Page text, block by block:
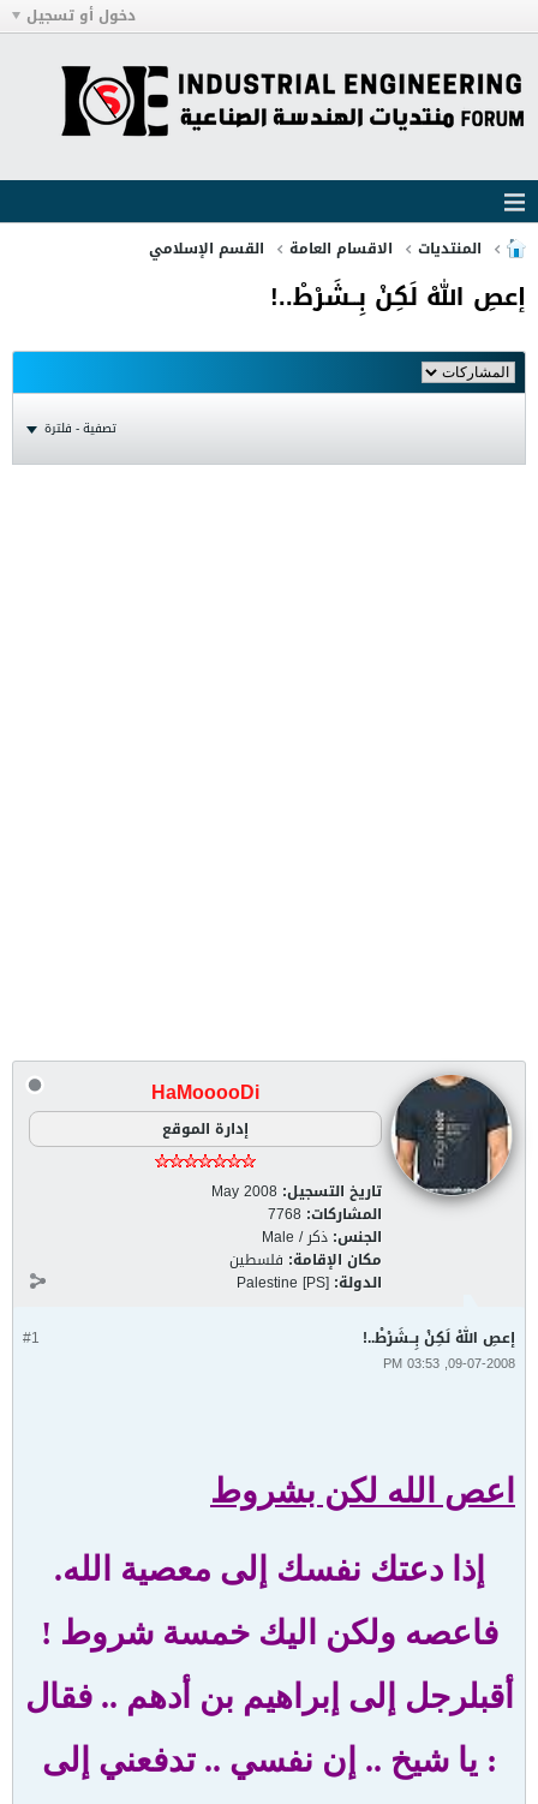
دخول أو تسجيل
المنتديات الاقسام العامة القسم الإسلامي
إعصِ اللهْ لَكِنْ بِــشَرْطْ..!
تصفية - فلترة
HaMooooDi
إدارة الموقع
تاريخ التسجيل: May 2008
المشاركات: 7768
الجنس: ذكر / Male
مكان الإقامة: فلسطين
الدولة: Palestine [PS]
#1 إعصِ اللهْ لَكِنْ بِــشَرْطْ..!
09-07-2008, 03:53 PM
اعص الله لكن بشروط
إذا دعتك نفسك إلى معصية الله.
فاعصه ولكن اليك خمسة شروط !
أقبلرجل إلى إبراهيم بن أدهم .. فقال
: يا شيخ .. إن نفسي .. تدفعني إلى